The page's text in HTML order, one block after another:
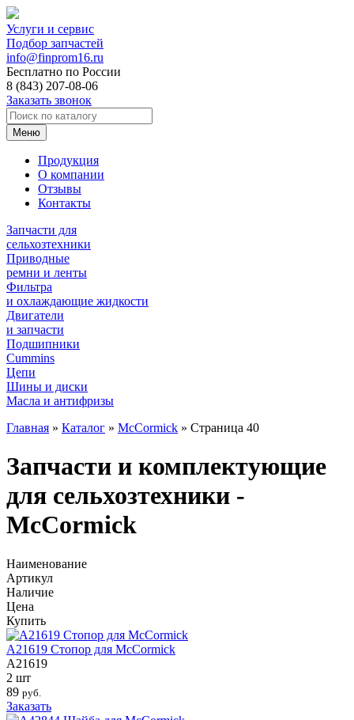
Услуги и сервис
Подбор запчастей
info@finprom16.ru
Бесплатно по России
8 (843) 207-08-06
Заказать звонок
Меню
Продукция
О компании
Отзывы
Контакты
Запчасти для
сельхозтехники
Приводные
ремни и ленты
Фильтра
и охлаждающие жидкости
Двигатели
и запчасти
Подшипники
Cummins
Цепи
Шины и диски
Масла и антифризы
Главная » Каталог » McCormick » Страница 40
Запчасти и комплектующие
для сельхозтехники -
McCormick
Наименование
Артикул
Наличие
Цена
Купить
A21619 Стопор для McCormick
A21619
2 шт
89 руб.
Заказать